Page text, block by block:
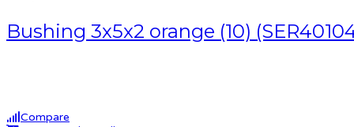
Bushing 3x5x2 orange (10)
Compare